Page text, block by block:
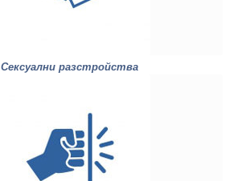
Сексуални разстройства